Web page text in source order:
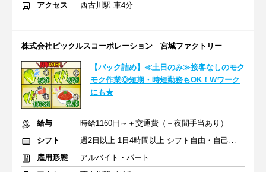
アクセス
西古川駅 車4分
株式会社ピックルスコーポレーション 宮城ファクトリー
【パック詰め】≪土日のみ≫接客なしのモク
モク作業◎短期・時短勤務もOK！Wワーク
にも★
給与
時給1160円～＋交通費（＋夜間手当あり）
シフト
週2日以上 1日4時間以上 シフト自由・自己申告
雇用形態
アルバイト・パート